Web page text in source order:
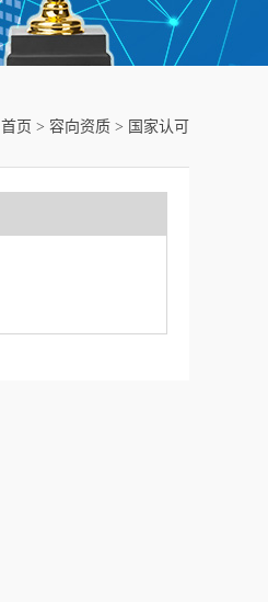
首页 > 容向资质 > 国家认可